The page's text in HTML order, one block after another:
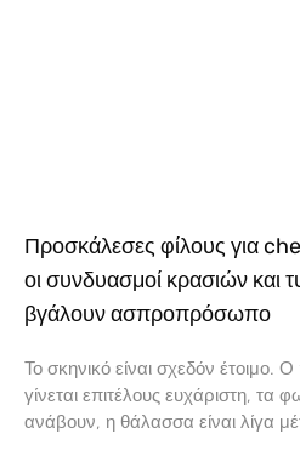
Προσκάλεσες φίλους για
οι συνδυασμοί κρασιών και
βγάλουν ασπροπρόσωπο
Το σκηνικό είναι σχεδόν έτοιμο. Ο
γίνεται επιτέλους ευχάριστη, τα
ανάβουν, η θάλασσα είναι λίγα